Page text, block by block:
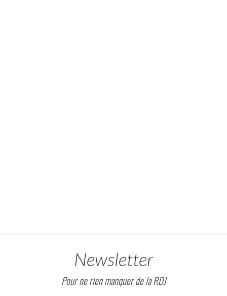
Newsletter
Pour ne rien manquer de la RDJ